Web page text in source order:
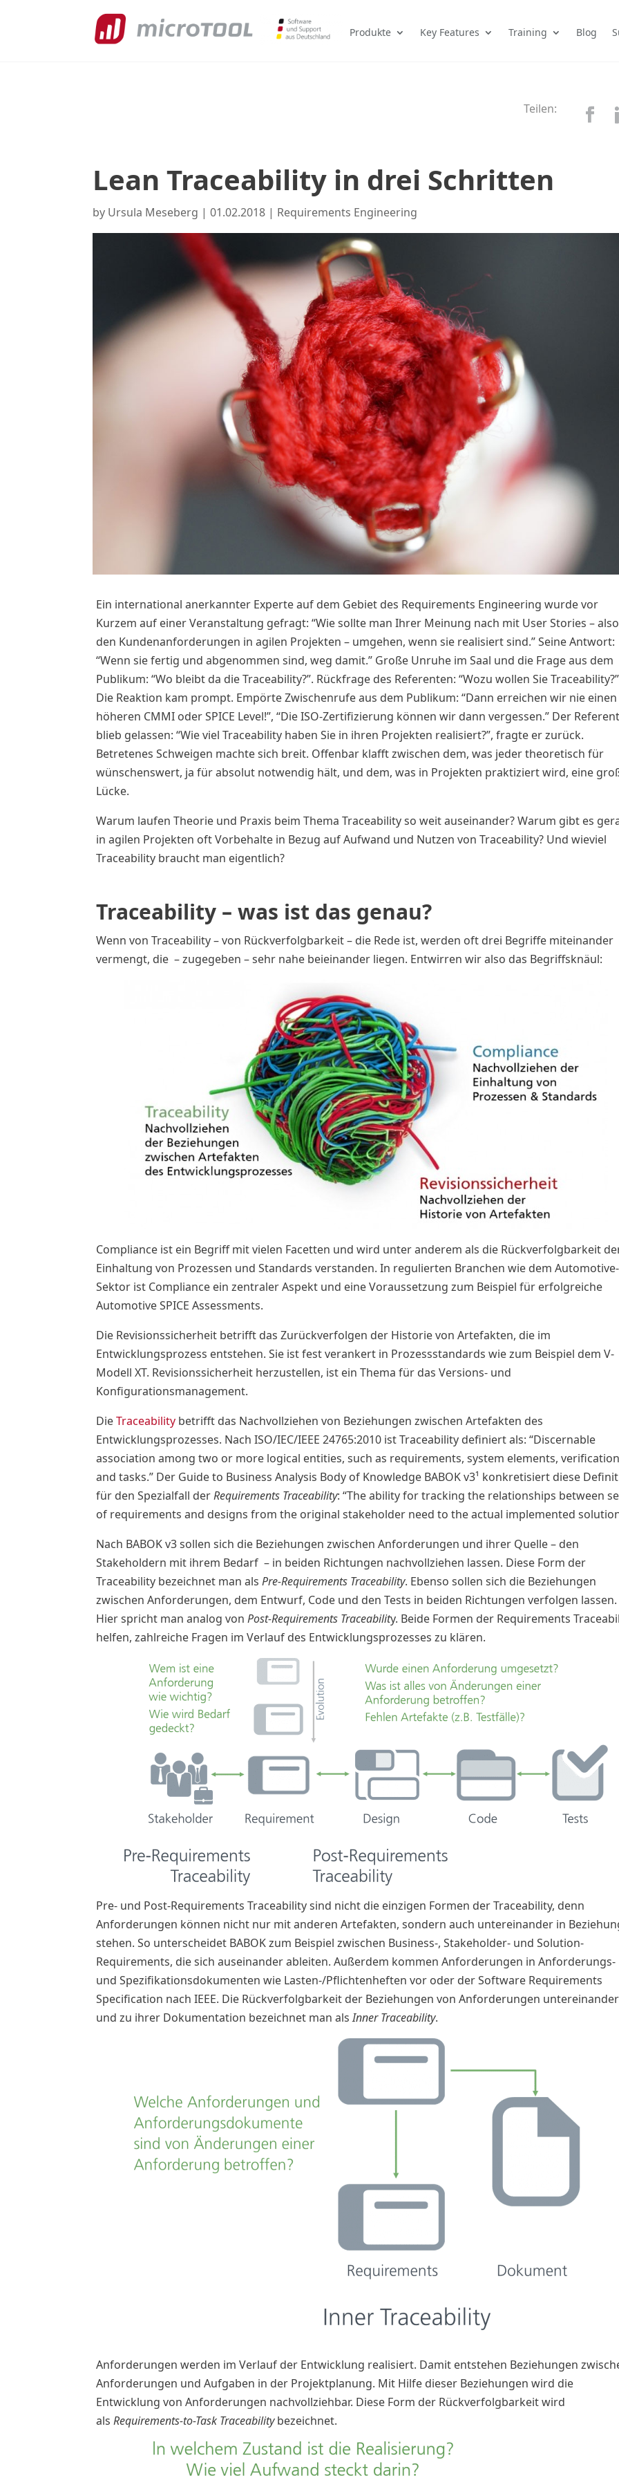
Produkte Key Features Training Blog
Teilen:
Lean Traceability in drei Schritten
by Ursula Meseberg |01.02.2018 | Requirements Engineering
Ein international anerkannter Experte auf dem Gebiet des Requirements Engineering wurde vor
Kurzem auf einer Veranstaltung gefragt: “Wie sollte man Ihrer Meinung nach mit User Stories – also
den Kundenanforderungen in agilen Projekten – umgehen, wenn sie realisiert sind.” Seine Antwort:
“Wenn sie fertig und abgenommen sind, weg damit.” Große Unruhe im Saal und die Frage aus dem
Publikum: “Wo bleibt da die Traceability?”. Rückfrage des Referenten: “Wozu wollen Sie
Die Reaktion kam prompt. Empörte Zwischenrufe aus dem Publikum: “Dann erreichen wir nie einen
höheren CMMI oder SPICE Level!”, “Die ISO-Zertifizierung können wir dann vergessen.” Der
blieb gelassen: “Wie viel Traceability haben Sie in ihren Projekten realisiert?”, fragte er zurück.
Betretenes Schweigen machte sich breit. Offenbar klafft zwischen dem, was jeder theoretisch für
wünschenswert, ja für absolut notwendig hält, und dem, was in Projekten praktiziert wird, eine
Lücke.
Warum laufen Theorie und Praxis beim Thema Traceability so weit auseinander? Warum gibt es
in agilen Projekten oft Vorbehalte in Bezug auf Aufwand und Nutzen von Traceability? Und wieviel
Traceability braucht man eigentlich?
Traceability – was ist das genau?
Wenn von Traceability – von Rückverfolgbarkeit – die Rede ist, werden oft drei Begriffe miteinander
vermengt, die – zugegeben – sehr nahe beieinander liegen. Entwirren wir also das Begriffsknäul:
Compliance ist ein Begriff mit vielen Facetten und wird unter anderem als die Rückverfolgbarkeit
Einhaltung von Prozessen und Standards verstanden. In regulierten Branchen wie dem Automotive-
Sektor ist Compliance ein zentraler Aspekt und eine Voraussetzung zum Beispiel für erfolgreiche
Automotive SPICE Assessments.
Die Revisionssicherheit betrifft das Zurückverfolgen der Historie von Artefakten, die im
Entwicklungsprozess entstehen. Sie ist fest verankert in Prozessstandards wie zum Beispiel dem V-
Modell XT. Revisionssicherheit herzustellen, ist ein Thema für das Versions- und
Konfigurationsmanagement.
DieTraceability betrifft das Nachvollziehen von Beziehungen zwischen Artefakten des
Entwicklungsprozesses. Nach ISO/IEC/IEEE 24765:2010 ist Traceability definiert als: “Discernable
association among two or more logical entities, such as requirements, system elements,
and tasks.” Der Guide to Business Analysis Body of Knowledge BABOK v3¹ konkretisiert diese
für den Spezialfall derRequirements Traceability: “The ability for tracking the relationships between
of requirements and designs from the original stakeholder need to the actual implemented
Nach BABOK v3 sollen sich die Beziehungen zwischen Anforderungen und ihrer Quelle – den
Stakeholdern mit ihrem Bedarf – in beiden Richtungen nachvollziehen lassen. Diese Form der
Traceability bezeichnet man alsPre-Requirements Traceability. Ebenso sollen sich die Beziehungen
zwischen Anforderungen, dem Entwurf, Code und den Tests in beiden Richtungen verfolgen lassen.
Hier spricht man analog vonPost-Requirements Traceability. Beide Formen der Requirements
helfen, zahlreiche Fragen im Verlauf des Entwicklungsprozesses zu klären.
Pre- und Post-Requirements Traceability sind nicht die einzigen Formen der Traceability, denn
Anforderungen können nicht nur mit anderen Artefakten, sondern auch untereinander in
stehen. So unterscheidet BABOK zum Beispiel zwischen Business-, Stakeholder- und Solution-
Requirements, die sich auseinander ableiten. Außerdem kommen Anforderungen in Anforderungs-
und Spezifikationsdokumenten wie Lasten-/Pflichtenheften vor oder der Software Requirements
Specification nach IEEE. Die Rückverfolgbarkeit der Beziehungen von Anforderungen untereinander
und zu ihrer Dokumentation bezeichnet man alsInner Traceability.
Anforderungen werden im Verlauf der Entwicklung realisiert. Damit entstehen Beziehungen
Anforderungen und Aufgaben in der Projektplanung. Mit Hilfe dieser Beziehungen wird die
Entwicklung von Anforderungen nachvollziehbar. Diese Form der Rückverfolgbarkeit wird
alsRequirements-to-Task Traceabilitybezeichnet.